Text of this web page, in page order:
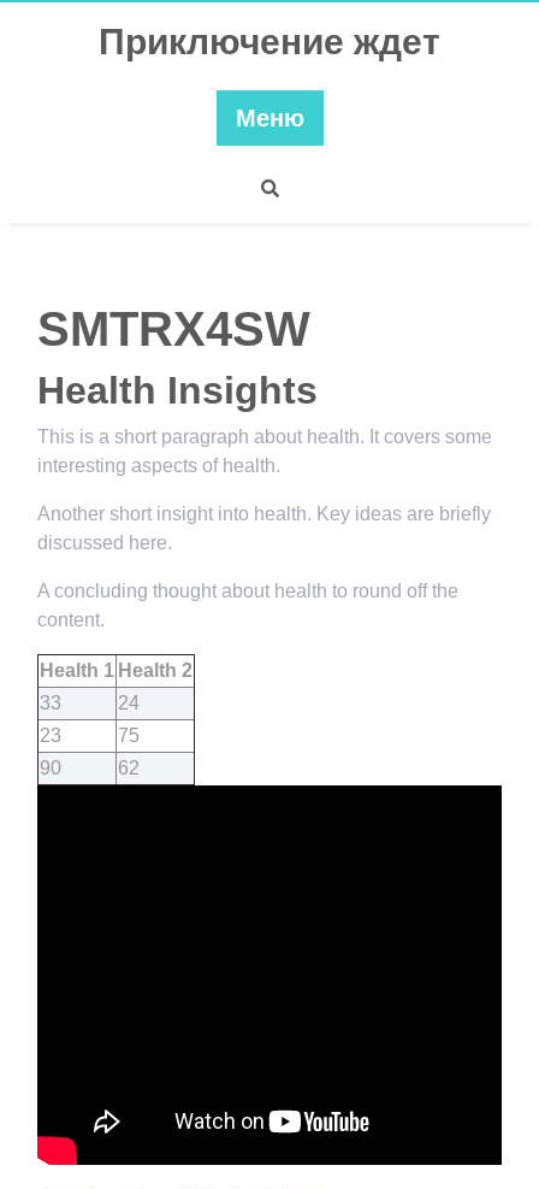
Приключение ждет
Меню
SMTRX4SW
Health Insights
This is a short paragraph about health. It covers some
interesting aspects of health.
Another short insight into health. Key ideas are briefly
discussed here.
A concluding thought about health to round off the
content.
Health 1 Health 2
33
24
23
75
90
62